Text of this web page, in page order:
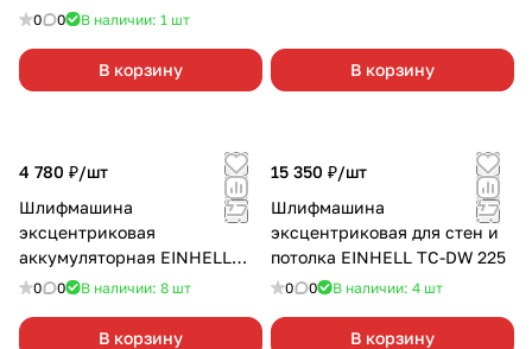
0 0 В наличии: 1 шт
В корзину В корзину
4 780 ₽/шт
Шлифмашина
эксцентриковая
аккумуляторная EINHELL
PXC TE-RS 18 LI-SOLO без
0 0 В наличии: 8 шт
В корзину
15 350 ₽/шт
Шлифмашина
эксцентриковая для стен и
потолка EINHELL TC-DW 225
0 0 В наличии: 4 шт
В корзину